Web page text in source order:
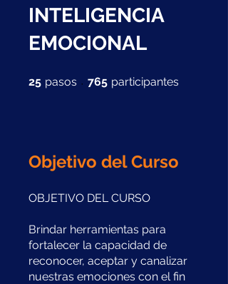
INTELIGENCIA
EMOCIONAL
25 pasos 25 pasos
765 participantes
Objetivo del Curso
OBJETIVO DEL CURSO
Brindar herramientas para
fortalecer la capacidad de
reconocer, aceptar y canalizar
nuestras emociones con el fin